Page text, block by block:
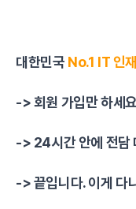
대한민국 No.1 IT 인
-> 회원 가입만 하세
-> 24시간 안에 전담
-> 끝입니다. 이게 다